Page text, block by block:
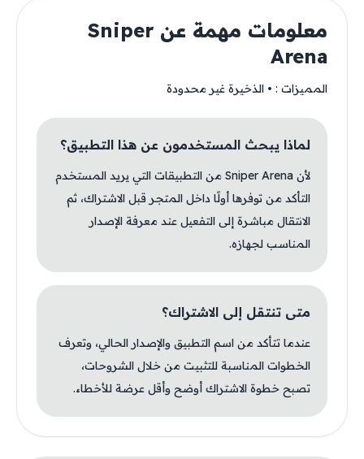
معلومات مهمة عن Sniper
Arena
المميزات : ‏• الذخيرة غير محدودة
لماذا يبحث المستخدمون عن هذا التطبيق؟
لأن Sniper Arena من التطبيقات التي يريد المستخدم
التأكد من توفرها أولًا داخل المتجر قبل الاشتراك، ثم
الانتقال مباشرة إلى التفعيل عند معرفة الإصدار
المناسب لجهازه.
متى تنتقل إلى الاشتراك؟
عندما تتأكد من اسم التطبيق والإصدار الحالي، وتعرف
الخطوات المناسبة للتثبيت من خلال الشروحات،
تصبح خطوة الاشتراك أوضح وأقل عرضة للأخطاء.